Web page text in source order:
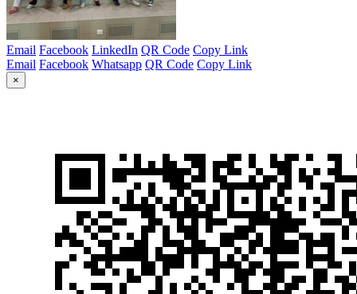
Email Facebook LinkedIn QR Code Copy Link
Email Facebook Whatsapp QR Code Copy Link
×